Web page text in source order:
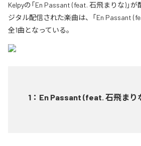
Kelpyの「En Passant (feat. 石飛まりな)」
ジタル配信された楽曲は、「En Passant
全1曲となっている。
1 ： En Passant (feat. 石飛まり